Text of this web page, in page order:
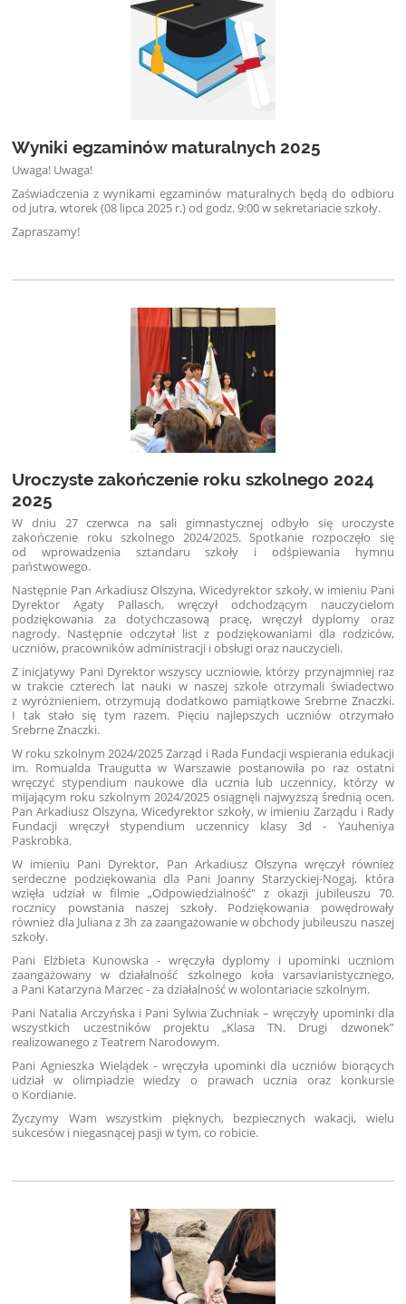
Wyniki egzaminów maturalnych 2025
Uwaga! Uwaga!
Zaświadczenia z wynikami egzaminów maturalnych będą do odbioru
od jutra, wtorek (08 lipca 2025 r.) od godz. 9:00 w sekretariacie szkoły.
Zapraszamy!
Uroczyste zakończenie roku szkolnego 2024
2025
W dniu 27 czerwca na sali gimnastycznej odbyło się uroczyste
zakończenie roku szkolnego 2024/2025. Spotkanie rozpoczęło się
od wprowadzenia sztandaru szkoły i odśpiewania hymnu
państwowego.
Następnie Pan Arkadiusz Olszyna, Wicedyrektor szkoły, w imieniu Pani
Dyrektor Agaty Pallasch, wręczył odchodzącym nauczycielom
podziękowania za dotychczasową pracę, wręczył dyplomy oraz
nagrody. Następnie odczytał list z podziękowaniami dla rodziców,
uczniów, pracowników administracji i obsługi oraz nauczycieli.
Z inicjatywy Pani Dyrektor wszyscy uczniowie, którzy przynajmniej raz
w trakcie czterech lat nauki w naszej szkole otrzymali świadectwo
z wyróżnieniem, otrzymują dodatkowo pamiątkowe Srebrne Znaczki.
I tak stało się tym razem. Pięciu najlepszych uczniów otrzymało
Srebrne Znaczki.
W roku szkolnym 2024/2025 Zarząd i Rada Fundacji wspierania edukacji
im. Romualda Traugutta w Warszawie postanowiła po raz ostatni
wręczyć stypendium naukowe dla ucznia lub uczennicy, którzy w
mijającym roku szkolnym 2024/2025 osiągnęli najwyższą średnią ocen.
Pan Arkadiusz Olszyna, Wicedyrektor szkoły, w imieniu Zarządu i Rady
Fundacji wręczył stypendium uczennicy klasy 3d - Yauheniya
Paskrobka.
W imieniu Pani Dyrektor, Pan Arkadiusz Olszyna wręczył również
serdeczne podziękowania dla Pani Joanny Starzyckiej-Nogaj, która
wzięła udział w filmie „Odpowiedzialność" z okazji jubileuszu 70.
rocznicy powstania naszej szkoły. Podziękowania powędrowały
również dla Juliana z 3h za zaangażowanie w obchody jubileuszu naszej
szkoły.
Pani Elżbieta Kunowska - wręczyła dyplomy i upominki uczniom
zaangażowany w działalność szkolnego koła varsavianistycznego,
a Pani Katarzyna Marzec - za działalność w wolontariacie szkolnym.
Pani Natalia Arczyńska i Pani Sylwia Zuchniak – wręczyły upominki dla
wszystkich uczestników projektu „Klasa TN. Drugi dzwonek”
realizowanego z Teatrem Narodowym.
Pani Agnieszka Wielądek - wręczyła upominki dla uczniów biorących
udział w olimpiadzie wiedzy o prawach ucznia oraz konkursie
o Kordianie.
Życzymy Wam wszystkim pięknych, bezpiecznych wakacji, wielu
sukcesów i niegasnącej pasji w tym, co robicie.